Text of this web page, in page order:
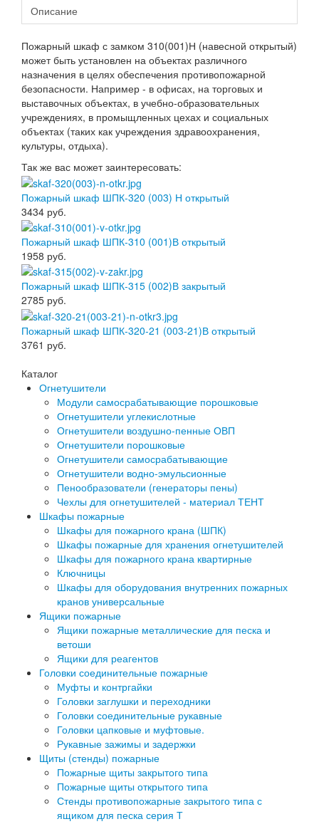
Описание
Пожарный шкаф с замком 310(001)Н (навесной открытый)
может быть установлен на объектах различного
назначения в целях обеспечения противопожарной
безопасности. Например - в офисах, на торговых и
выставочных объектах, в учебно-образовательных
учреждениях, в промыщленных цехах и социальных
объектах (таких как учреждения здравоохранения,
культуры, отдыха).
Так же вас может заинтересовать:
Пожарный шкаф ШПК-320 (003) Н открытый
3434 руб.
Пожарный шкаф ШПК-310 (001)В открытый
1958 руб.
Пожарный шкаф ШПК-315 (002)В закрытый
2785 руб.
Пожарный шкаф ШПК-320-21 (003-21)В открытый
3761 руб.
Каталог
Огнетушители
Модули самосрабатывающие порошковые
Огнетушители углекислотные
Огнетушители воздушно-пенные ОВП
Огнетушители порошковые
Огнетушители самосрабатывающие
Огнетушители водно-эмульсионные
Пенообразователи (генераторы пены)
Чехлы для огнетушителей - материал ТЕНТ
Шкафы пожарные
Шкафы для пожарного крана (ШПК)
Шкафы пожарные для хранения огнетушителей
Шкафы для пожарного крана квартирные
Ключницы
Шкафы для оборудования внутренних пожарных
кранов универсальные
Ящики пожарные
Ящики пожарные металлические для песка и
ветоши
Ящики для реагентов
Головки соединительные пожарные
Муфты и контргайки
Головки заглушки и переходники
Головки соединительные рукавные
Головки цапковые и муфтовые.
Рукавные зажимы и задержки
Щиты (стенды) пожарные
Пожарные щиты закрытого типа
Пожарные щиты открытого типа
Стенды противопожарные закрытого типа с
ящиком для песка серия Т